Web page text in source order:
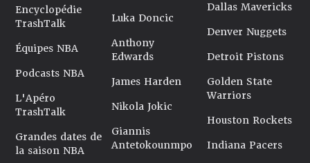
Encyclopédie
TrashTalk
Équipes NBA
Podcasts NBA
L'Apéro
TrashTalk
Grandes dates de
la saison NBA
Luka Doncic
Anthony
Edwards
James Harden
Nikola Jokic
Giannis
Antetokounmpo
Dallas Mavericks
Denver Nuggets
Detroit Pistons
Golden State
Warriors
Houston Rockets
Indiana Pacers